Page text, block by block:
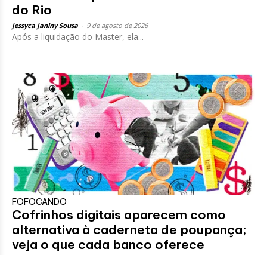
do Rio
Jessyca Janiny Sousa 9 de agosto de 2026
Após a liquidação do Master, ela...
FOFOCANDO
Cofrinhos digitais aparecem como
alternativa à caderneta de poupança;
veja o que cada banco oferece